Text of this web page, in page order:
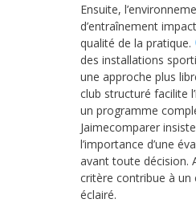
Ensuite,
d’entraînement
qualité de la pratique.
des installations
une approche plus
club structuré facilite
un programme
Jaimecomparer
l’importance d’une
avant toute décision.
critère contribue à un
éclairé.